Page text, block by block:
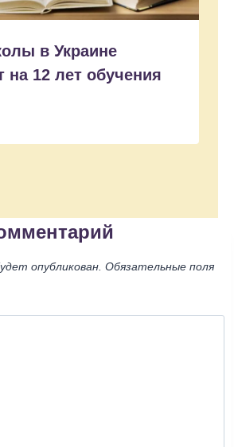
в Украине
на 12 лет обучения
опубликован. Обязательные поля